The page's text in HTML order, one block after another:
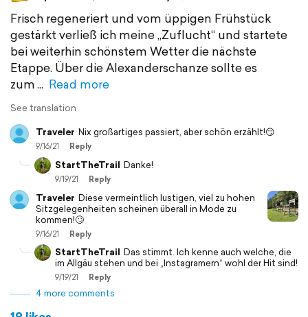
Frisch regeneriert und vom üppigen Frühstück
gestärkt verließ ich meine „Zuflucht“ und startete
bei weiterhin schönstem Wetter die nächste
Etappe. Über die Alexanderschanze sollte es
zum
Read more
See translation
Traveler Nix großartiges passiert, aber schön erzählt!😏
9/16/21 Reply
StartTheTrail Danke!
9/19/21 Reply
Traveler Diese vermeintlich lustigen, viel zu hohen
Sitzgelegenheiten scheinen überall in Mode zu
kommen!🙄
9/16/21 Reply
StartTheTrail Das stimmt. Ich kenne auch welche, die
im Allgäu stehen und bei „Instagramern“ wohl der Hit sind!
9/19/21 Reply
4 more comments